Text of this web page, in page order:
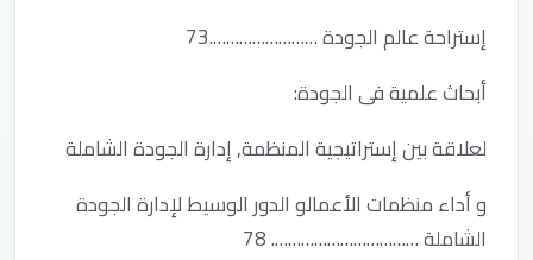
إستراحة عالم الجودة …………………….73
أبحاث علمية فى الجودة:
لعلاقة بين إستراتيجية المنظمة, إدارة الجودة الشاملة
و أداء منظمات الأعمالو الدور الوسيط لإدارة الجودة
الشاملة ……………………………. 78